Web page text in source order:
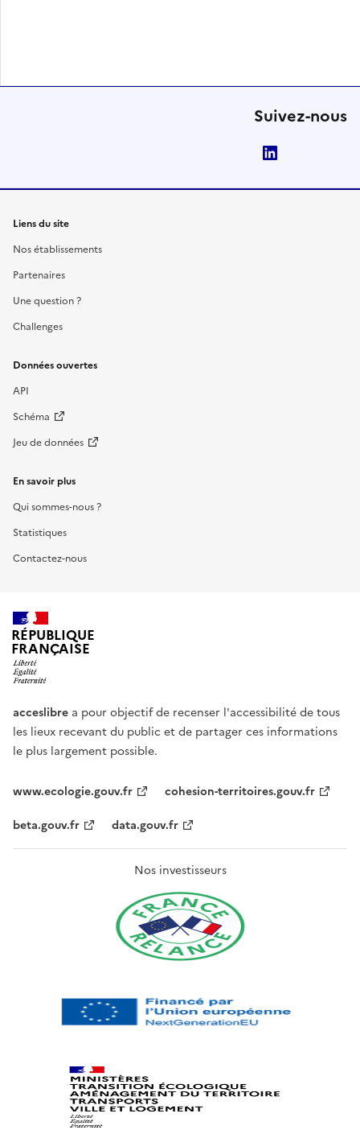
Suivez-nous
Liens du site
Nos établissements
Partenaires
Une question ?
Challenges
Données ouvertes
API
Schéma
Jeu de données
En savoir plus
Qui sommes-nous ?
Statistiques
Contactez-nous
RÉPUBLIQUE
FRANÇAISE
acceslibre a pour objectif de recenser l'accessibilité de tous
les lieux recevant du public et de partager ces informations
le plus largement possible.
www.ecologie.gouv.fr
cohesion-territoires.gouv.fr
beta.gouv.fr
data.gouv.fr
Nos investisseurs